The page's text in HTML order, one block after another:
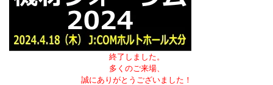
終了しました。
多くのご来場、
誠にありがとうございました！